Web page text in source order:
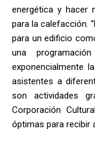
energética y hacer
para la calefacción.
para un edificio
una
exponencialmente
asistentes a
son actividades
Corporación
óptimas para recibir